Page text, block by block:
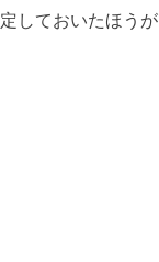
しておいたほう